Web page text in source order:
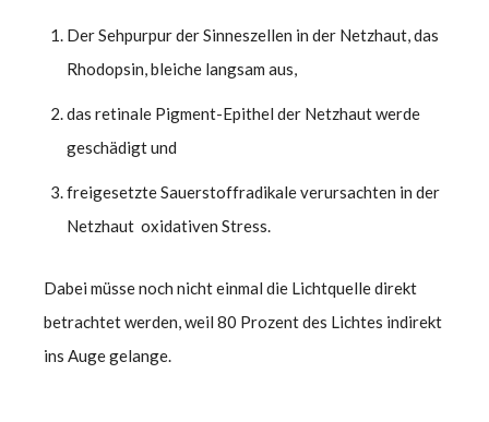
Der Sehpurpur der Sinneszellen in der Netzhaut, das
Rhodopsin, bleiche langsam aus,
das retinale Pigment-Epithel der Netzhaut werde
geschädigt und
freigesetzte Sauerstoffradikale verursachten in der
Netzhaut oxidativen Stress.
Dabei müsse noch nicht einmal die Lichtquelle direkt
betrachtet werden, weil 80 Prozent des Lichtes indirekt
ins Auge gelange.